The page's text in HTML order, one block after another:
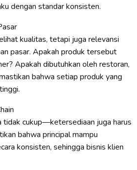
dengan standar konsisten.
kualitas, tetapi juga relevansi
pasar. Apakah produk tersebut
Apakah dibutuhkan oleh restoran,
bahwa setiap produk yang
tidak cukup—ketersediaan juga harus
bahwa principal mampu
konsisten, sehingga bisnis klien